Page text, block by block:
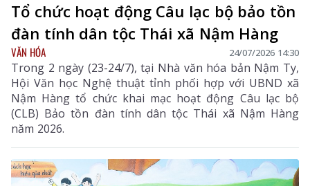
Tổ chức hoạt động Câu lạc bộ bảo tồn
đàn tính dân tộc Thái xã Nậm Hàng
VĂN HÓA 24/07/2026 14:30
Trong 2 ngày (23-24/7), tại Nhà văn hóa bản Nậm Ty,
Hội Văn học Nghệ thuật tỉnh phối hợp với UBND xã
Nậm Hàng tổ chức khai mạc hoạt động Câu lạc bộ
(CLB) Bảo tồn đàn tính dân tộc Thái xã Nậm Hàng
năm 2026.